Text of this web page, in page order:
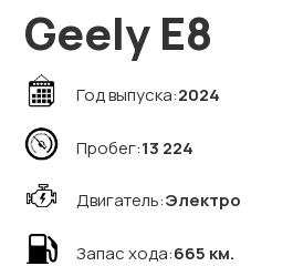
Geely E8
Год выпуска:2024
Пробег:13 224
Двигатель:Электро
Запас хода:665 км.